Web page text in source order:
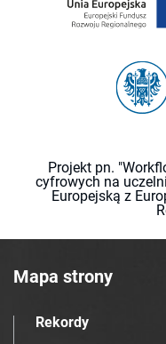
Projekt pn.
cyfrowych na
Europejską z
Mapa strony
Rekordy